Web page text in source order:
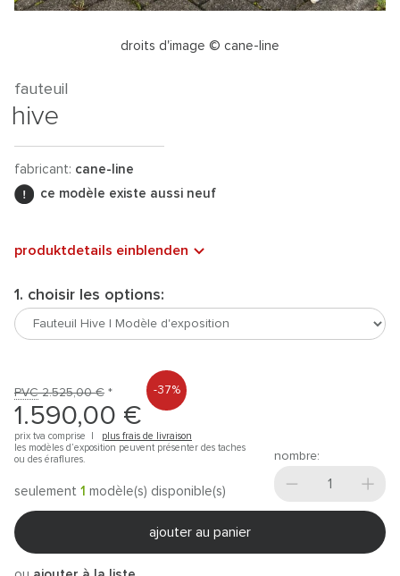
droits d'image © cane-line
fauteuil
hive
fabricant: cane-line
ce modèle existe aussi neuf
produktdetails einblenden
1. choisir les options:
-37%
PVC2.525,00 € *
1.590,00 €
prix tva comprise | plus frais de livraison
les modèles d’exposition peuvent présenter des taches
ou des éraflures.
seulement 1 modèle(s) disponible(s)
nombre:
ajouter au panier